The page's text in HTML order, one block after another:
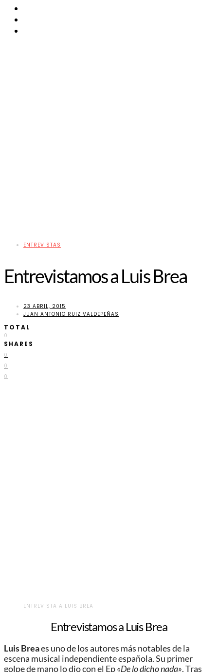
ENTREVISTAS
Entrevistamos a Luis Brea
23 ABRIL, 2015
JUAN ANTONIO RUIZ VALDEPEÑAS
TOTAL
0
SHARES
0
0
0
ENTREVISTA A LUIS BREA
Entrevistamos a Luis Brea
Luis Breaes uno de los autores más notables de la
escena musical independiente española. Su primer
golpe de mano lo dio con el Ep«De lo dicho nada». Tras